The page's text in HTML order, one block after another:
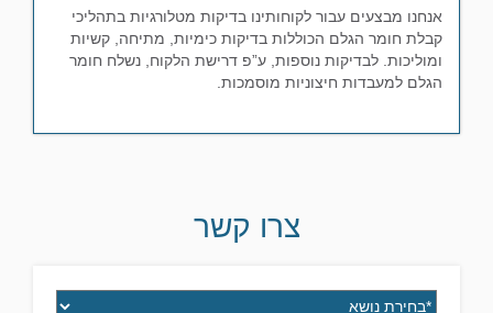
אנחנו מבצעים עבור לקוחותינו בדיקות מטלורגיות בתהליכי
קבלת חומר הגלם הכוללות בדיקות כימיות, מתיחה, קשיות
ומוליכות. לבדיקות נוספות, ע”פ דרישת הלקוח, נשלח חומר
הגלם למעבדות חיצוניות מוסמכות.
צרו קשר